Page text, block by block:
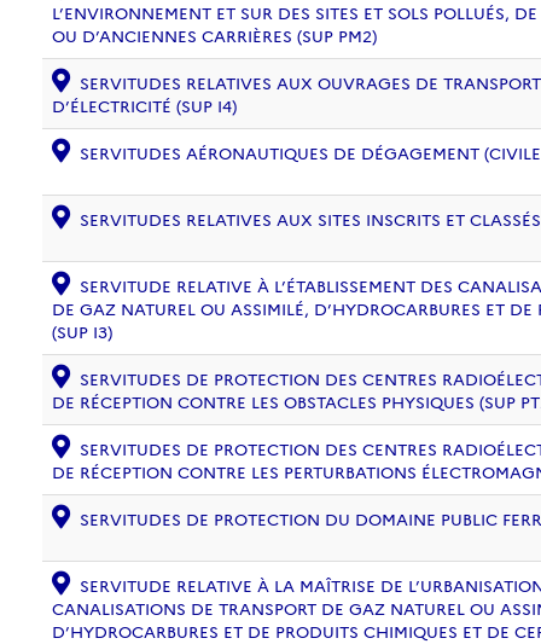
L’ENVIRONNEMENT ET SUR DES SITES ET SOLS POLLUÉS,
OU D’ANCIENNES CARRIÈRES (SUP PM2)
SERVITUDES RELATIVES AUX OUVRAGES DE
D’ÉLECTRICITÉ (SUP I4)
SERVITUDES AÉRONAUTIQUES DE DÉGAGEMENT
SERVITUDES RELATIVES AUX SITES INSCRITS ET
SERVITUDE RELATIVE À L’ÉTABLISSEMENT DES
DE GAZ NATUREL OU ASSIMILÉ, D’HYDROCARBURES ET
(SUP I3)
SERVITUDES DE PROTECTION DES CENTRES
DE RÉCEPTION CONTRE LES OBSTACLES PHYSIQUES (SUP
SERVITUDES DE PROTECTION DES CENTRES
DE RÉCEPTION CONTRE LES PERTURBATIONS
SERVITUDES DE PROTECTION DU DOMAINE PUBLIC
SERVITUDE RELATIVE À LA MAÎTRISE DE
CANALISATIONS DE TRANSPORT DE GAZ NATUREL OU
D’HYDROCARBURES ET DE PRODUITS CHIMIQUES ET DE